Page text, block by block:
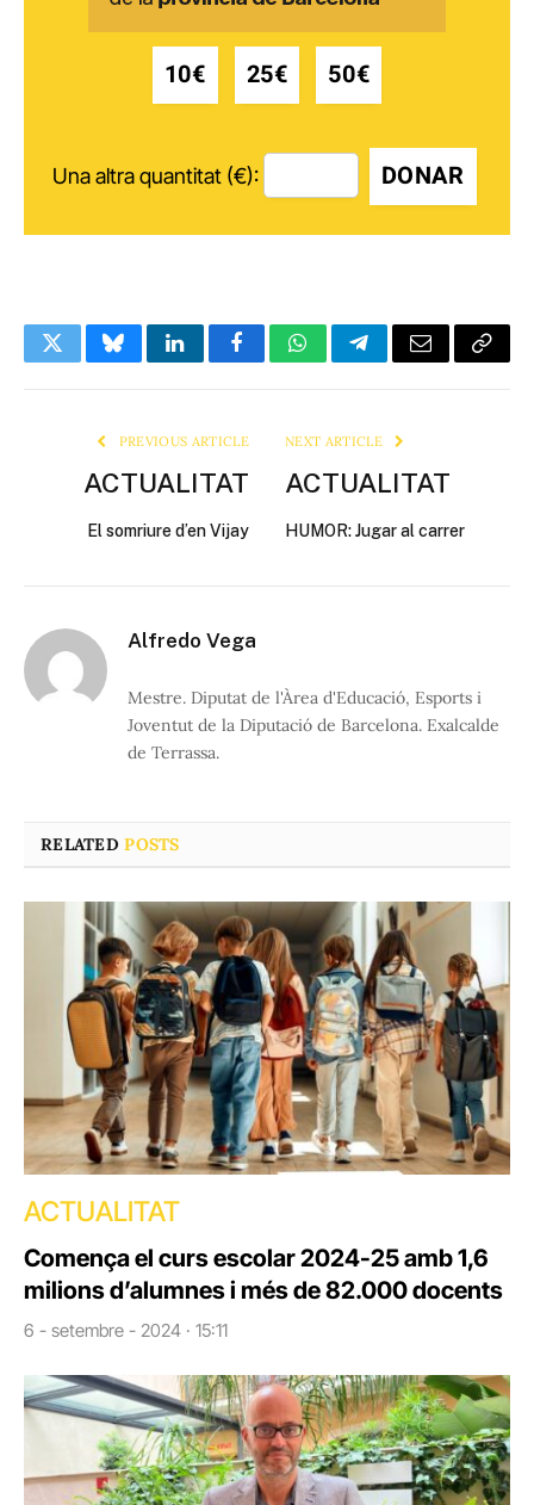
10€ 25€ 50€
Una altra quantitat (€): DONAR
TwitterBlueskyLinkedInFacebookWhatsAppTelegramEmail Copy
PREVIOUS ARTICLE
ACTUALITAT
El somriure d’en Vijay
NEXT ARTICLE
ACTUALITAT
HUMOR: Jugar al carrer
Alfredo Vega
Mestre. Diputat de l'Àrea d'Educació, Esports i
Joventut de la Diputació de Barcelona. Exalcalde
de Terrassa.
RELATEDPOSTS
ACTUALITAT
Comença el curs escolar 2024-25 amb 1,6
milions d’alumnes i més de 82.000 docents
6 - setembre - 2024 · 15:11